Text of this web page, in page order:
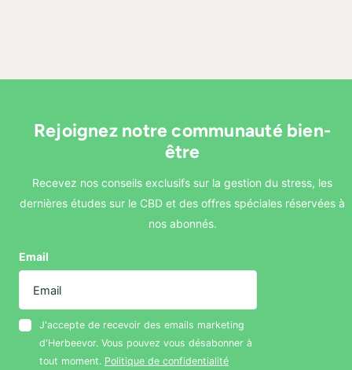
Rejoignez notre communauté bien-
être
Recevez nos conseils exclusifs sur la gestion du stress, les
dernières études sur le CBD et des offres spéciales réservées à
nos abonnés.
Email
J'accepte de recevoir des emails marketing
d'Herbeevor. Vous pouvez vous désabonner à
tout moment. Politique de confidentialité